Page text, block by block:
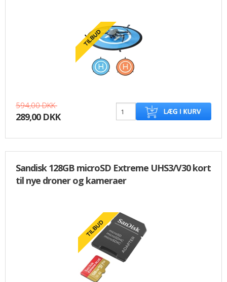
594,00 DKK
289,00 DKK
Sandisk 128GB microSD Extreme UHS3/V30 kort
til nye droner og kameraer